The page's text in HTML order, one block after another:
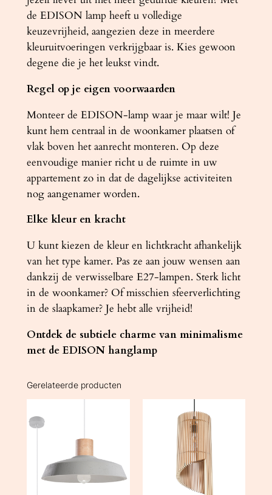
de EDISON lamp heeft u volledige
keuzevrijheid, aangezien deze in meerdere
kleuruitvoeringen verkrijgbaar is. Kies gewoon
degene die je het leukst vindt.
Regel op je eigen voorwaarden
Monteer de EDISON-lamp waar je maar wilt! Je
kunt hem centraal in de woonkamer plaatsen of
vlak boven het aanrecht monteren. Op deze
eenvoudige manier richt u de ruimte in uw
appartement zo in dat de dagelijkse activiteiten
nog aangenamer worden.
Elke kleur en kracht
U kunt kiezen de kleur en lichtkracht afhankelijk
van het type kamer. Pas ze aan jouw wensen aan
dankzij de verwisselbare E27-lampen. Sterk licht
in de woonkamer? Of misschien sfeerverlichting
in de slaapkamer? Je hebt alle vrijheid!
Ontdek de subtiele charme van minimalisme
met de EDISON hanglamp
Gerelateerde producten